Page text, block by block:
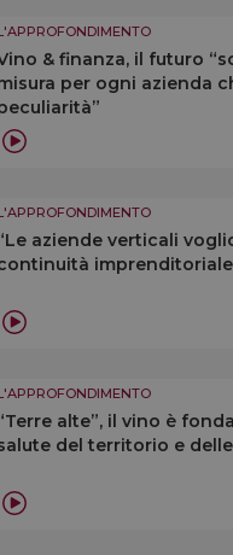
& finanza, il futuro
per ogni azienda
aziende verticali
alte”, il vino è
del territorio e